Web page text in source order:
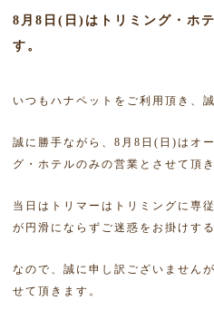
8月8日(日)はトリミング・ホ
す。
いつもハナペットをご利用頂き、
誠に勝手ながら、8月8日(日)はオ
グ・ホテルのみの営業とさせて頂き
当日はトリマーはトリミングに専
が円滑にならずご迷惑をお掛けす
なので、誠に申し訳ございません
せて頂きます。